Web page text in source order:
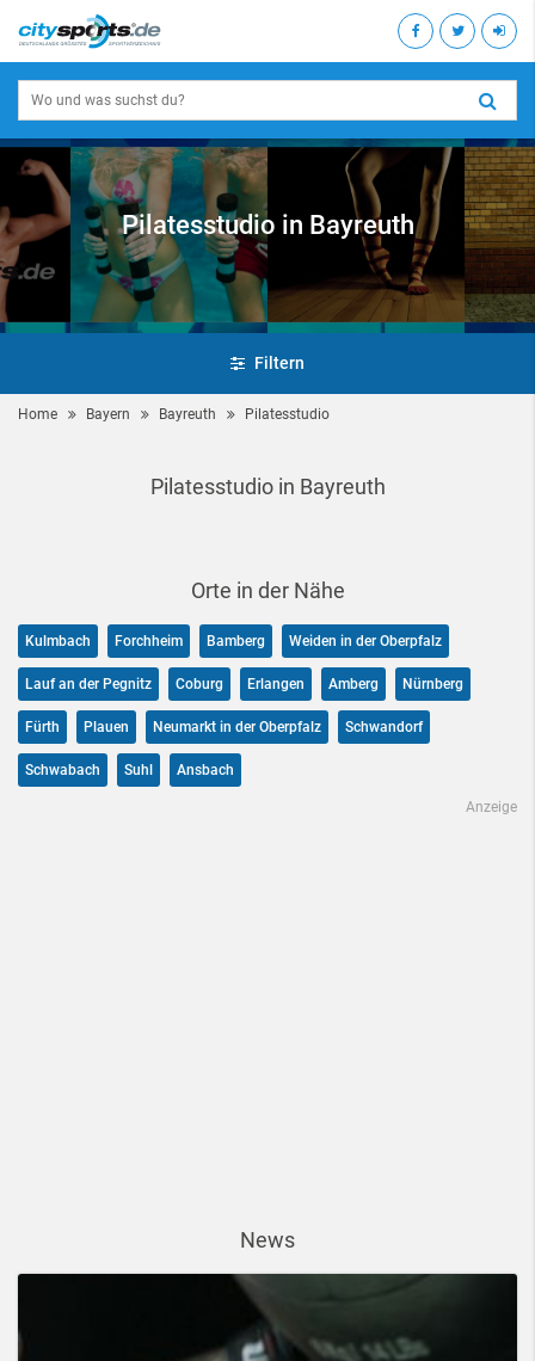
Pilatesstudio in Bayreuth
Filtern
Home Bayern Bayreuth Pilatesstudio
Pilatesstudio in Bayreuth
Orte in der Nähe
Kulmbach Forchheim Bamberg Weiden in der Oberpfalz
Lauf an der Pegnitz Coburg Erlangen Amberg Nürnberg
Fürth Plauen Neumarkt in der Oberpfalz Schwandorf
Schwabach Suhl Ansbach
Anzeige
News